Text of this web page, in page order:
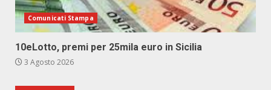
Comunicati Stampa
10eLotto, premi per 25mila euro in Sicilia
3 Agosto 2026